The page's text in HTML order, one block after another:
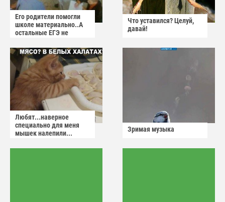
Его родители помогли
школе материально..А
остальные ЕГЭ не
Что уставился? Целуй,
давай!
Любят...наверное
специально для меня
мышек налепили...
Зримая музыка